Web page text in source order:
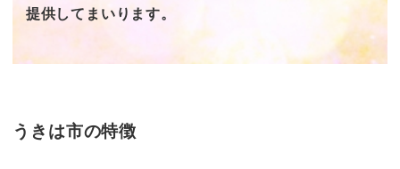
提供してまいります。
うきは市の特徴